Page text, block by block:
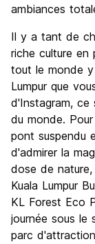
ambiances
Il y a tant de
riche culture en
tout le monde
Lumpur que
d'Instagram, ce
du monde.
pont suspendu
d'admirer la
dose de nature,
Kuala Lumpur
KL Forest Eco
journée sous le
parc